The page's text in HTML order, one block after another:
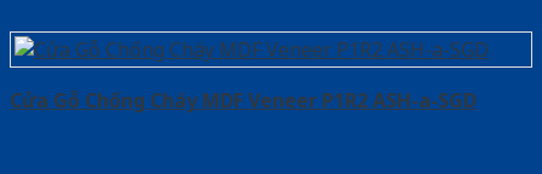
Cửa Gỗ Chống Cháy MDF Veneer P1R2 ASH-a-SGD